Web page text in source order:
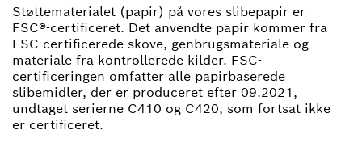
Støttematerialet (papir) på vores slibepapir er
FSC®-certificeret. Det anvendte papir kommer fra
FSC-certificerede skove, genbrugsmateriale og
materiale fra kontrollerede kilder. FSC-
certificeringen omfatter alle papirbaserede
slibemidler, der er produceret efter 09.2021,
undtaget serierne C410 og C420, som fortsat ikke
er certificeret.